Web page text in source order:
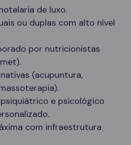
de luxo.
ou duplas com alto nível
por nutricionistas
(acupuntura,
e psicológico
com infraestrutura